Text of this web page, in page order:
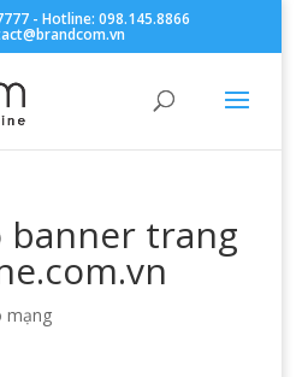
- Hotline: 098.145.8866
banner trang
mạng